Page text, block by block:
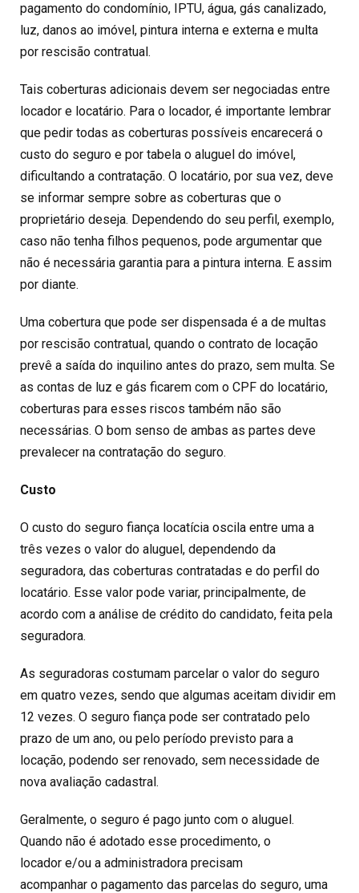
pagamento do condomínio, IPTU, água, gás canalizado,
luz, danos ao imóvel, pintura interna e externa e multa
por rescisão contratual.
Tais coberturas adicionais devem ser negociadas entre
locador e locatário. Para o locador, é importante lembrar
que pedir todas as coberturas possíveis encarecerá o
custo do seguro e por tabela o aluguel do imóvel,
dificultando a contratação. O locatário, por sua vez, deve
se informar sempre sobre as coberturas que o
proprietário deseja. Dependendo do seu perfil, exemplo,
caso não tenha filhos pequenos, pode argumentar que
não é necessária garantia para a pintura interna. E assim
por diante.
Uma cobertura que pode ser dispensada é a de multas
por rescisão contratual, quando o contrato de locação
prevê a saída do inquilino antes do prazo, sem multa. Se
as contas de luz e gás ficarem com o CPF do locatário,
coberturas para esses riscos também não são
necessárias. O bom senso de ambas as partes deve
prevalecer na contratação do seguro.
Custo
O custo do seguro fiança locatícia oscila entre uma a
três vezes o valor do aluguel, dependendo da
seguradora, das coberturas contratadas e do perfil do
locatário. Esse valor pode variar, principalmente, de
acordo com a análise de crédito do candidato, feita pela
seguradora.
As seguradoras costumam parcelar o valor do seguro
em quatro vezes, sendo que algumas aceitam dividir em
12 vezes. O seguro fiança pode ser contratado pelo
prazo de um ano, ou pelo período previsto para a
locação, podendo ser renovado, sem necessidade de
nova avaliação cadastral.
Geralmente, o seguro é pago junto com o aluguel.
Quando não é adotado esse procedimento, o
locador e/ou a administradora precisam
acompanhar o pagamento das parcelas do seguro, uma